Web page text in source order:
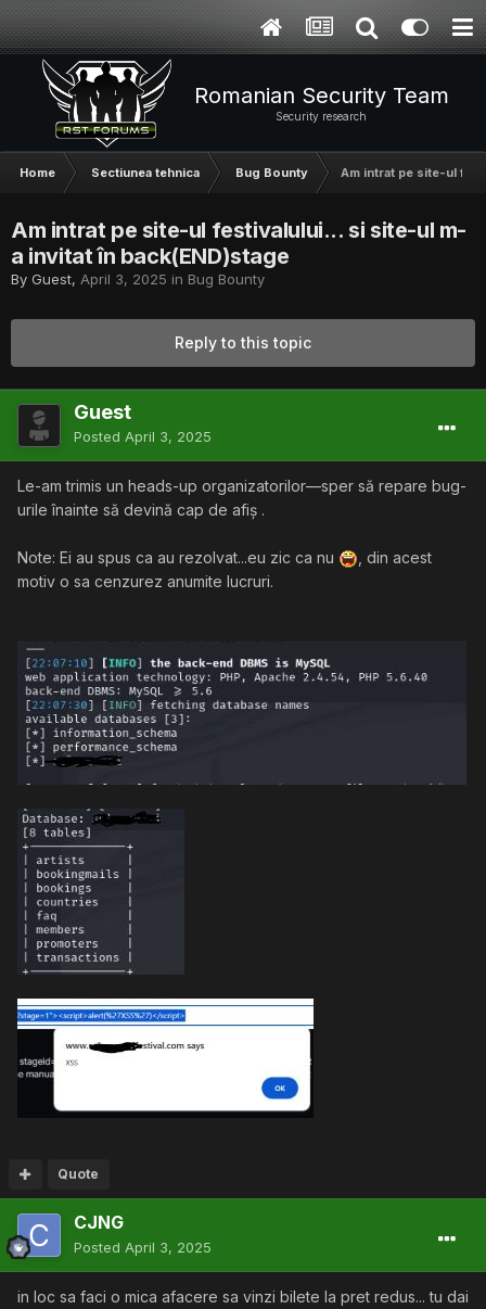
Romanian Security Team
Security research
Home Sectiunea tehnica Bug Bounty Am intrat pe site-ul
Am intrat pe site-ul festivalului... si site-ul m-
a invitat în back(END)stage
By Guest, April 3, 2025 in Bug Bounty
Reply to this topic
Guest
Posted April 3, 2025
Le-am trimis un heads-up organizatorilor—sper să repare bug-
urile înainte să devină cap de afiș .
Note: Ei au spus ca au rezolvat...eu zic ca nu
, din acest
motiv o sa cenzurez anumite lucruri.
Quote
CJNG
Posted April 3, 2025
in loc sa faci o mica afacere sa vinzi bilete la pret redus... tu dai